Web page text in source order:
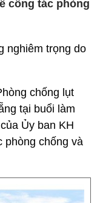
công tác phòng
nghiêm trọng do
chống lụt
tại buổi làm
Ủy ban KH
phòng chống và